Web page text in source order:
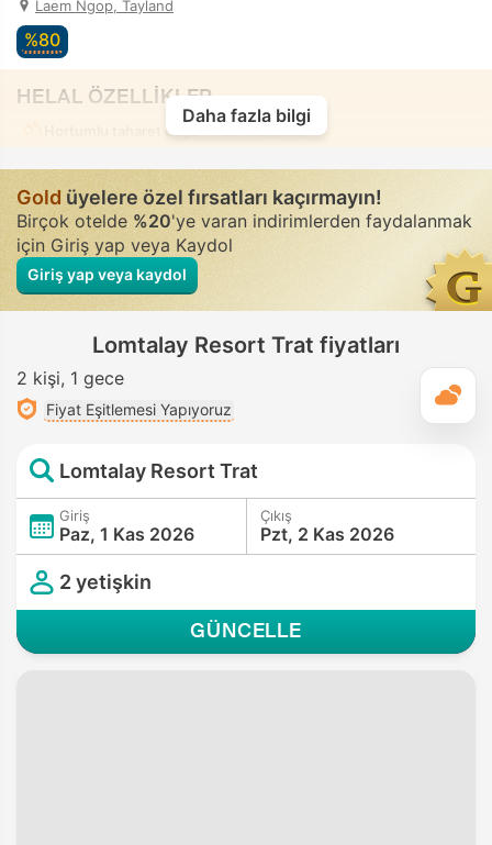
Laem Ngop, Tayland
%80
HELAL ÖZELLİKLER
Hortumlu taharet duşu • Tüm odalarda
Daha fazla bilgi
Goldüyelere özel fırsatları kaçırmayın!
Birçok otelde%20'ye varan indirimlerden faydalanmak
için Giriş yap veya Kaydol
Giriş yap veya kaydol
Lomtalay Resort Trat fiyatları
2 kişi 1 gece
Fiyat Eşitlemesi Yapıyoruz
Lomtalay Resort Trat
Giriş
Paz, 1 Kas 2026
Çıkış
Pzt, 2 Kas 2026
2 yetişkin
GÜNCELLE